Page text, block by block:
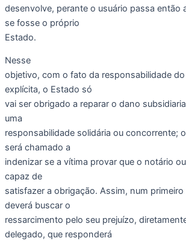
desenvolve, perante o usuário passa então
se fosse o próprio
Estado.
Nesse
objetivo, com o fato da responsabilidade
explícita, o Estado só
vai ser obrigado a reparar o dano
uma
responsabilidade solidária ou concorrente;
será chamado a
indenizar se a vítima provar que o notário
capaz de
satisfazer a obrigação. Assim, num
deverá buscar o
ressarcimento pelo seu prejuízo,
delegado, que responderá